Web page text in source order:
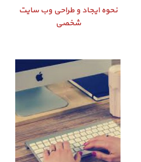
نحوه ایجاد و طراحی وب سایت
شخصی